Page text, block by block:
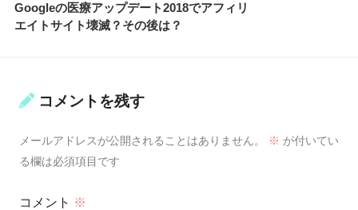
Googleの医療アップデート2018でアフィリ
エイトサイト壊滅？その後は？
コメントを残す
メールアドレスが公開されることはありません。 ※ が付いてい
る欄は必須項目です
コメント ※